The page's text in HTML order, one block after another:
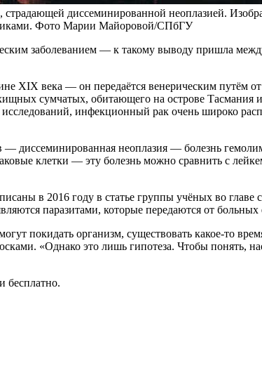
диссеминированной неоплазией.
Фото Марии Майоровой/СПбГУ
заболеванием — к такому выводу пришла
XIX века — он передаётся венерическим
сумчатых, обитающего на острове Тасмания
исследований, инфекционный рак очень широко
— диссеминированная неоплазия — болезнь
клетки — эту болезнь можно сравнить с
в 2016 году в статье группы учёных во
паразитами, которые передаются от
покидать организм, существовать какое-то
«Однако это лишь гипотеза. Чтобы понять,
бесплатно.